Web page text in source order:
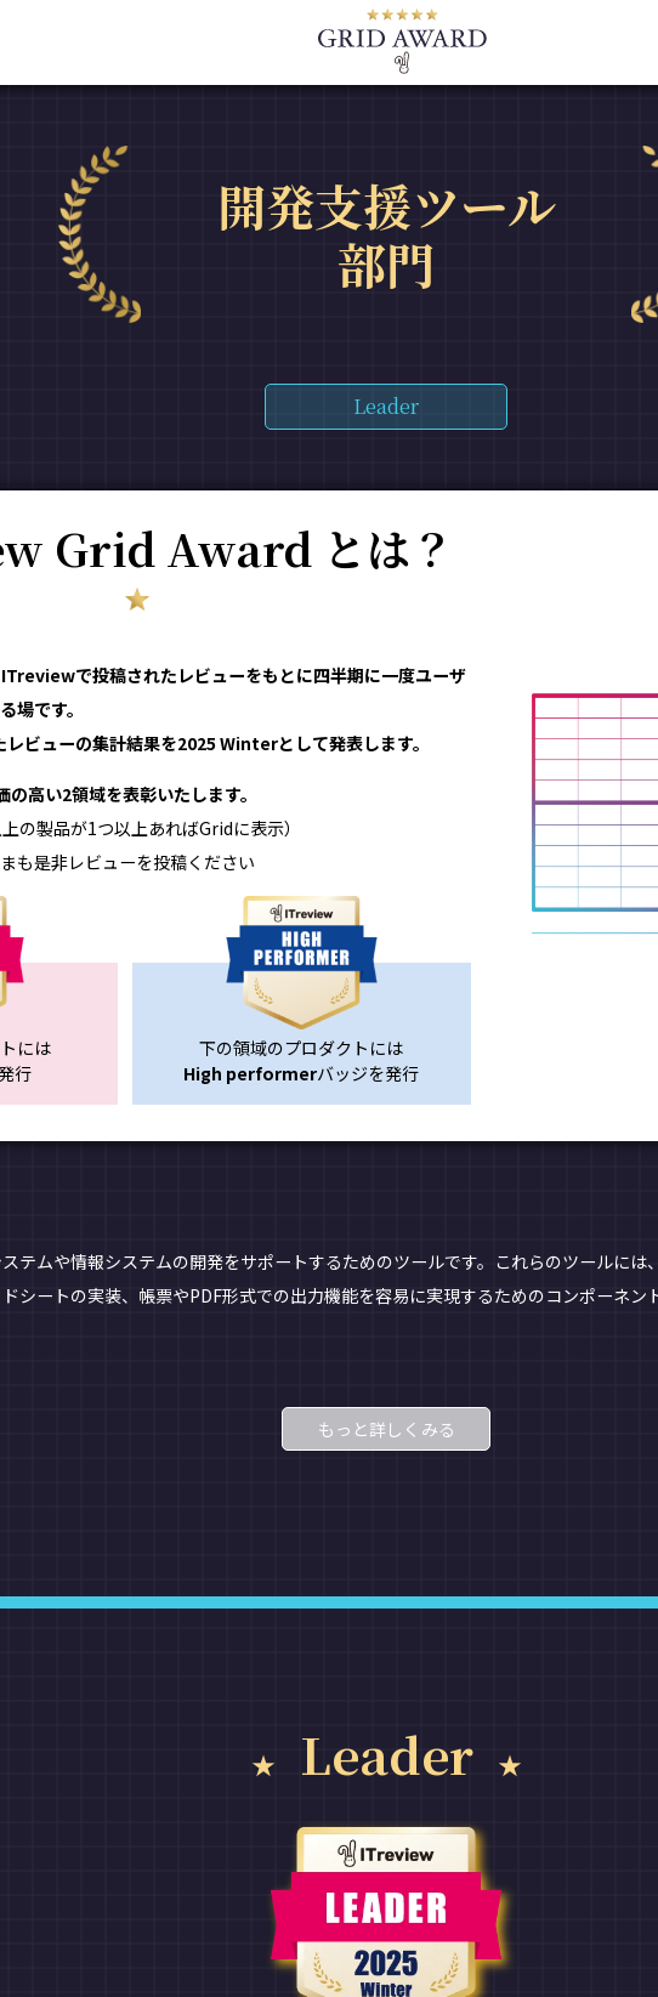
開発支援ツール
部門
Leader
Grid Award とは？
で投稿されたレビューをもとに四半期に一度ユーザ
場です。
ビューの集計結果を2025 Winterとして発表します。
高い2領域を表彰いたします。
の製品が1つ以上あればGridに表示）
も是非レビューを投稿ください
には
行
下の領域のプロダクトには
High performerバッジを発行
テムや情報システムの開発をサポートするためのツールです。これらのツールに
シートの実装、帳票やPDF形式での出力機能を容易に実現するためのコンポーネ
もっと詳しくみる
Leader